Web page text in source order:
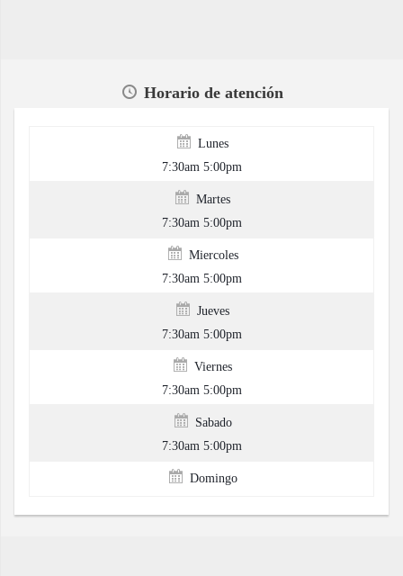
Horario de atención
Lunes
7:30am 5:00pm
Martes
7:30am 5:00pm
Miercoles
7:30am 5:00pm
Jueves
7:30am 5:00pm
Viernes
7:30am 5:00pm
Sabado
7:30am 5:00pm
Domingo